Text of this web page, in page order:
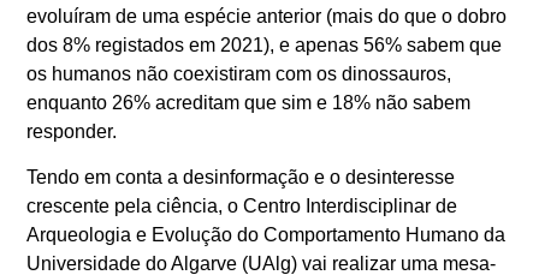
evoluíram de uma espécie anterior (mais do que o dobro
dos 8% registados em 2021), e apenas 56% sabem que
os humanos não coexistiram com os dinossauros,
enquanto 26% acreditam que sim e 18% não sabem
responder.
Tendo em conta a desinformação e o desinteresse
crescente pela ciência, o Centro Interdisciplinar de
Arqueologia e Evolução do Comportamento Humano da
Universidade do Algarve (UAlg) vai realizar uma mesa-